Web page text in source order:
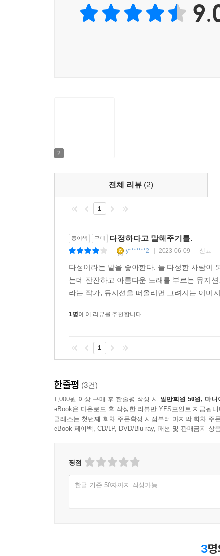
2
전체 리뷰 (2)
1
종이책 구매 다정하다고 말해주기를.
y*******2 2023-06-09 신고
다정이라는 말을 좋아한다. 늘 다정한 사람이
는데 잔잔하고 아름다운 노래를 부르는 뮤지
라는 작가, 뮤지션을 떠올리면 그려지는 이미
1명이 이 리뷰를 추천합니다.
1
한줄평 (3건)
1,000원 이상 구매 후 한줄평 작성 시 일반회원 50원, 마니
eBook은 다운로드 후 작성한 리뷰만 YES포인트 지급됩니
클래스는 첫번째 회차 주문확정 시점부터 마지막 회차 주
eBook 페이백, CD/LP, DVD/Blu-ray, 패션 및 판매금지 상
평점
한글 기준 50자까지 작성가능
3